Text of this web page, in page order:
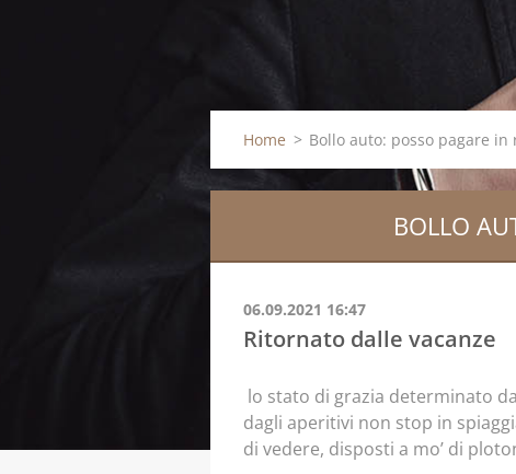
Home > Bollo auto: posso pagare in
BOLLO
06.09.2021 16:47
Ritornato dalle vacanze
lo stato di grazia determinato
dagli aperitivi non stop in
di vedere, disposti a mo’ di